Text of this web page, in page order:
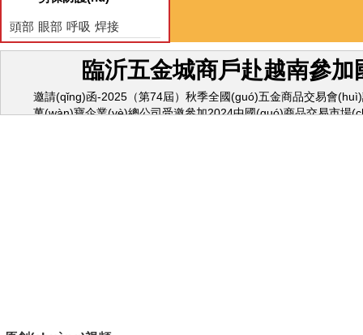
頭部 眼部 呼吸 焊接
臨沂五金城商戶赴越南參
邀請(qǐng)函-2025（第74屆）秋季全國(guó)五金商品交易會
萬(wàn)寶企業(yè)總公司受邀參加2024中國(guó)商品交易市場